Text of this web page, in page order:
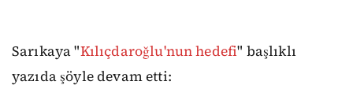
Sarıkaya "Kılıçdaroğlu'nun hedefi" başlıklı
yazıda şöyle devam etti: